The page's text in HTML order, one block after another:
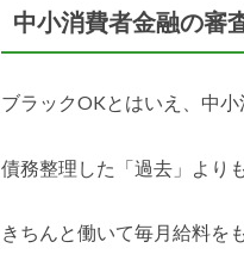
中小消費者金融の審
ブラックOKとはいえ、中
債務整理した「過去」より
きちんと働いて毎月給料を